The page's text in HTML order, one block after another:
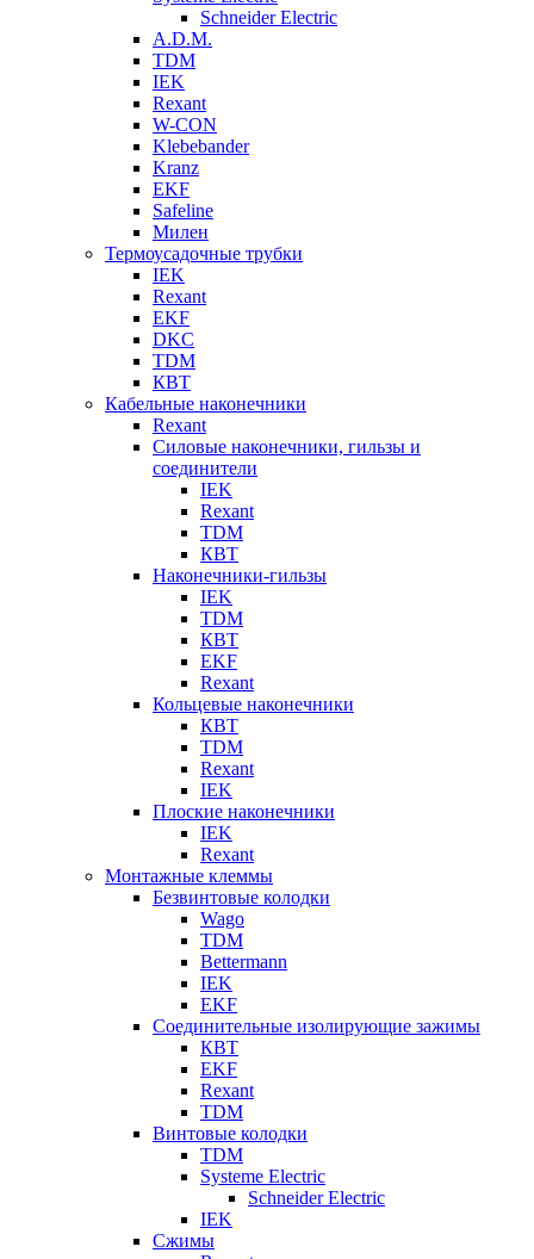
Schneider Electric
A.D.M.
TDM
IEK
Rexant
W-CON
Klebebander
Kranz
EKF
Safeline
Милен
Термоусадочные трубки
IEK
Rexant
EKF
DKC
TDM
КВТ
Кабельные наконечники
Rexant
Силовые наконечники, гильзы и
соединители
IEK
Rexant
TDM
КВТ
Наконечники-гильзы
IEK
TDM
КВТ
EKF
Rexant
Кольцевые наконечники
КВТ
TDM
Rexant
IEK
Плоские наконечники
IEK
Rexant
Монтажные клеммы
Безвинтовые колодки
Wago
TDM
Bettermann
IEK
EKF
Соединительные изолирующие зажимы
КВТ
EKF
Rexant
TDM
Винтовые колодки
TDM
Systeme Electric
Schneider Electric
IEK
Сжимы